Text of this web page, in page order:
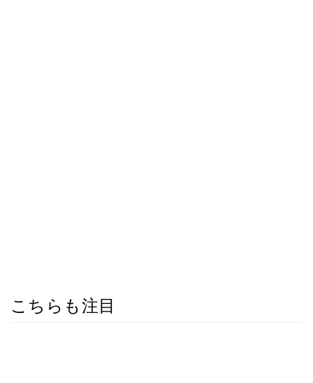
こちらも注目